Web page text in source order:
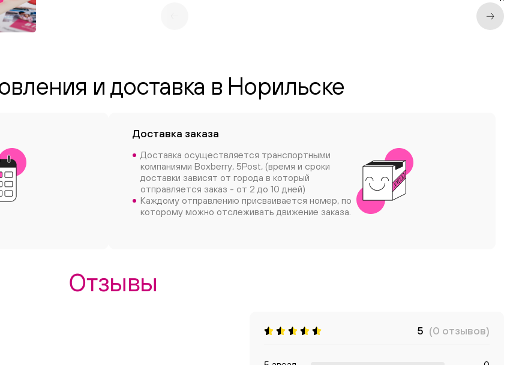
и доставка в Норильске
Доставка заказа
Доставка осуществляется транспортными
компаниями Boxberry, 5Post, (время и сроки
доставки зависят от города в который
отправляется заказ - от 2 до 10 дней)
Каждому отправлению присваивается номер, по
которому можно отслеживать движение заказа.
Отзывы
5 (0 отзывов)